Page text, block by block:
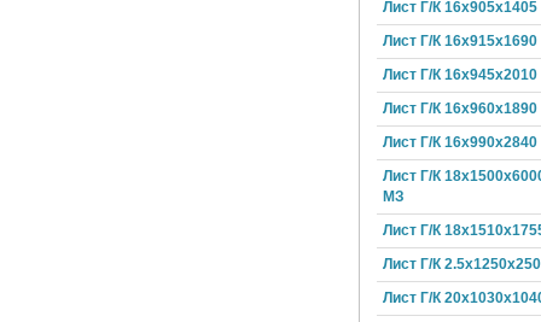
Лист Г/К 16х905х1405
Лист Г/К 16х915х1690
Лист Г/К 16х945х2010
Лист Г/К 16х960х1890
Лист Г/К 16х990х2840
Лист Г/К
МЗ
Лист Г/К
Лист Г/К
Лист Г/К